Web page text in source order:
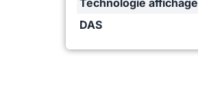
Technologie affichage
DAS